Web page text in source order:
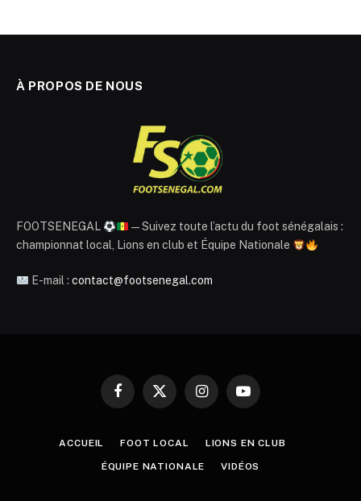
À PROPOS DE NOUS
FOOTSENEGAL
— Suivez toute l’actu du foot sénégalais :
championnat local, Lions en club et Équipe Nationale
E-mail : contact@footsenegal.com
Facebook
X
InstagramYouTube
ACCUEIL FOOT LOCAL LIONS EN CLUB
ÉQUIPE NATIONALE VIDÉOS